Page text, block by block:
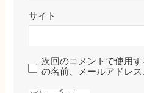
サイト
次回のコメントで使用
の名前、メールアドレス